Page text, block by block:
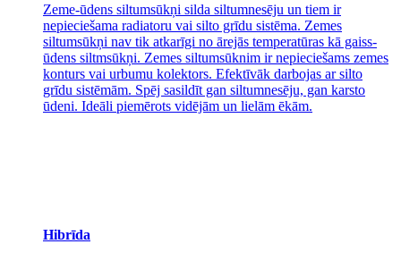
Zeme-ūdens siltumsūkņi silda siltumnesēju un tiem ir
nepieciešama radiatoru vai silto grīdu sistēma. Zemes
siltumsūkņi nav tik atkarīgi no ārejās temperatūras kā gaiss-
ūdens siltmsūkņi. Zemes siltumsūknim ir nepieciešams zemes
konturs vai urbumu kolektors. Efektīvāk darbojas ar silto
grīdu sistēmām. Spēj sasildīt gan siltumnesēju, gan karsto
ūdeni. Ideāli piemērots vidējām un lielām ēkām.
Hibrīda